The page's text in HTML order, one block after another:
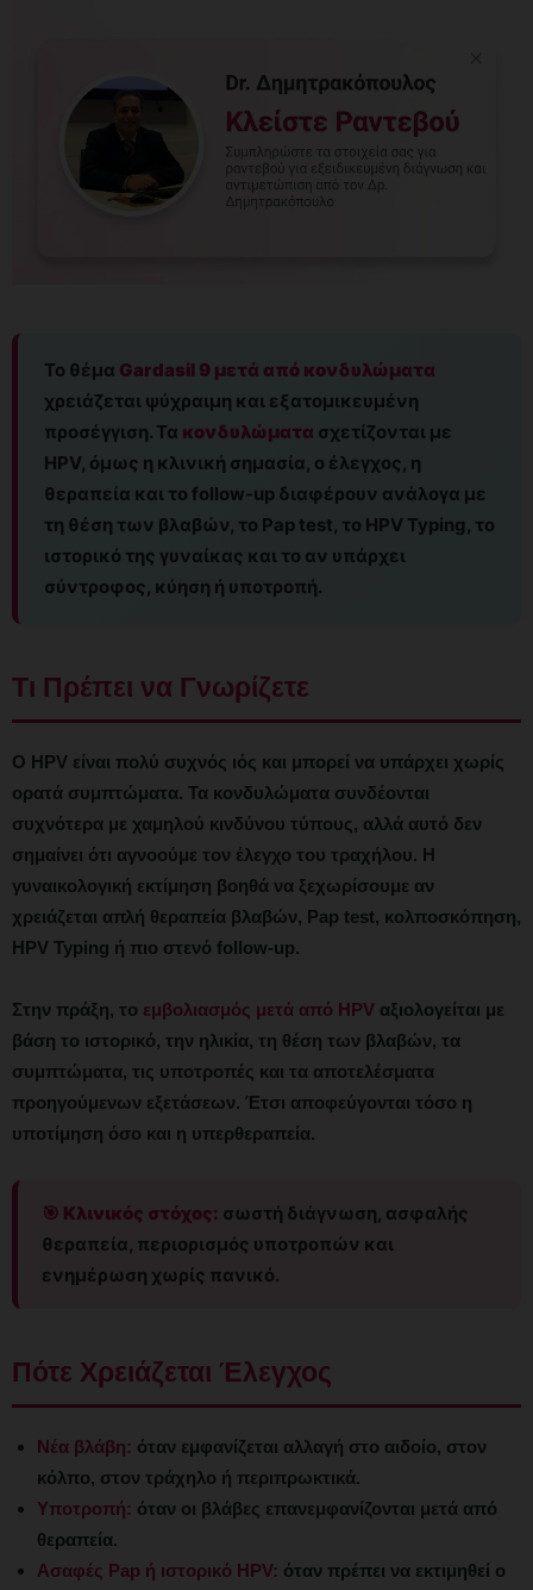
Το θέμα Gardasil 9 μετά από κονδυλώματα
χρειάζεται ψύχραιμη και εξατομικευμένη
προσέγγιση. Τα κονδυλώματα σχετίζονται με
HPV, όμως η κλινική σημασία, ο έλεγχος, η
θεραπεία και το follow-up διαφέρουν ανάλογα με
τη θέση των βλαβών, το Pap test, το HPV Typing, το
ιστορικό της γυναίκας και το αν υπάρχει
σύντροφος, κύηση ή υποτροπή.
Τι Πρέπει να Γνωρίζετε
Ο HPV είναι πολύ συχνός ιός και μπορεί να υπάρχει χωρίς
ορατά συμπτώματα. Τα κονδυλώματα συνδέονται
συχνότερα με χαμηλού κινδύνου τύπους, αλλά αυτό δεν
σημαίνει ότι αγνοούμε τον έλεγχο του τραχήλου. Η
γυναικολογική εκτίμηση βοηθά να ξεχωρίσουμε αν
χρειάζεται απλή θεραπεία βλαβών, Pap test, κολποσκόπηση,
HPV Typing ή πιο στενό follow-up.
Στην πράξη, το εμβολιασμός μετά από HPV αξιολογείται με
βάση το ιστορικό, την ηλικία, τη θέση των βλαβών, τα
συμπτώματα, τις υποτροπές και τα αποτελέσματα
προηγούμενων εξετάσεων. Έτσι αποφεύγονται τόσο η
υποτίμηση όσο και η υπερθεραπεία.
🎯 Κλινικός στόχος: σωστή διάγνωση, ασφαλής
θεραπεία, περιορισμός υποτροπών και
ενημέρωση χωρίς πανικό.
Πότε Χρειάζεται Έλεγχος
Νέα βλάβη: όταν εμφανίζεται αλλαγή στο αιδοίο, στον
κόλπο, στον τράχηλο ή περιπρωκτικά.
Υποτροπή: όταν οι βλάβες επανεμφανίζονται μετά από
θεραπεία.
Ασαφές Pap ή ιστορικό HPV: όταν πρέπει να εκτιμηθεί ο